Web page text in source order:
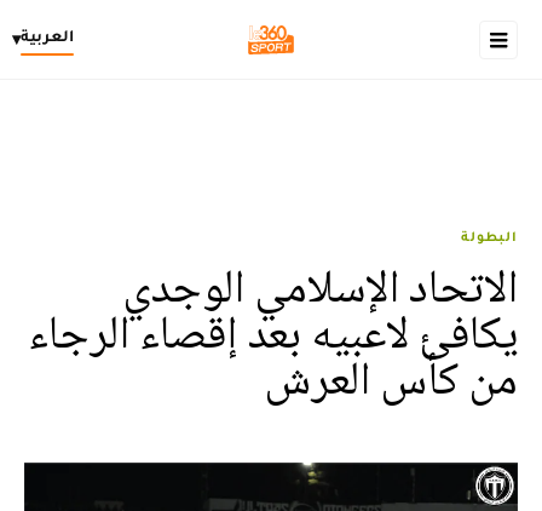
العربية▾
البطولة
الاتحاد الإسلامي الوجدي
يكافئ لاعبيه بعد إقصاء الرجاء
من كأس العرش